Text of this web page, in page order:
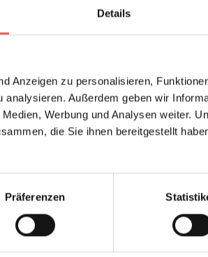
Details
Anzeigen zu personalisieren,
analysieren. Außerdem geben wir
Werbung und Analysen weiter.
die Sie ihnen bereitgestellt
Präferenzen